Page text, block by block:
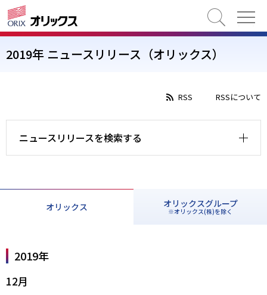
検索
2019年 ニュースリリース（オリックス）
RSS RSSについて
ニュースリリースを検索する
オリックス オリックスグループ
※オリックス(株)を除く
2019年
12月